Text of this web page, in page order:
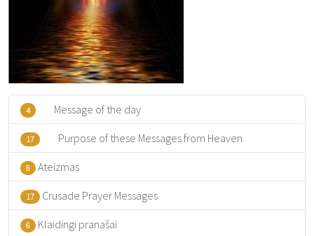
4 Message of the day
17 Purpose of these Messages from Heaven
8 Ateizmas
17 Crusade Prayer Messages
6 Klaidingi pranašai